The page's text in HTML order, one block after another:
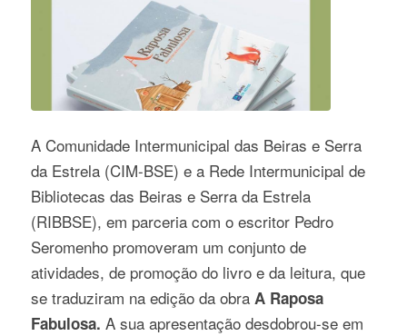
A Comunidade Intermunicipal das Beiras e Serra
da Estrela (CIM-BSE) e a Rede Intermunicipal de
Bibliotecas das Beiras e Serra da Estrela
(RIBBSE), em parceria com o escritor Pedro
Seromenho promoveram um conjunto de
atividades, de promoção do livro e da leitura, que
se traduziram na edição da obra A Raposa
Fabulosa. A sua apresentação desdobrou-se em